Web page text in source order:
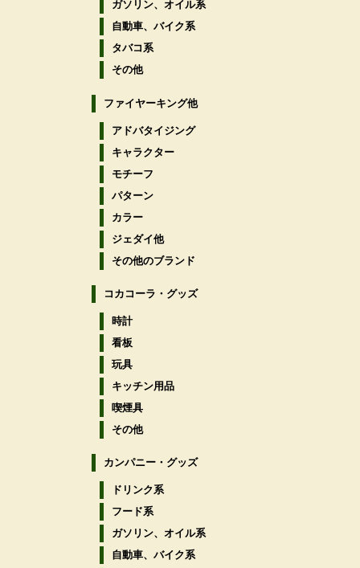
ガソリン、オイル系
自動車、バイク系
タバコ系
その他
ファイヤーキング他
アドバタイジング
キャラクター
モチーフ
パターン
カラー
ジェダイ他
その他のブランド
コカコーラ・グッズ
時計
看板
玩具
キッチン用品
喫煙具
その他
カンパニー・グッズ
ドリンク系
フード系
ガソリン、オイル系
自動車、バイク系